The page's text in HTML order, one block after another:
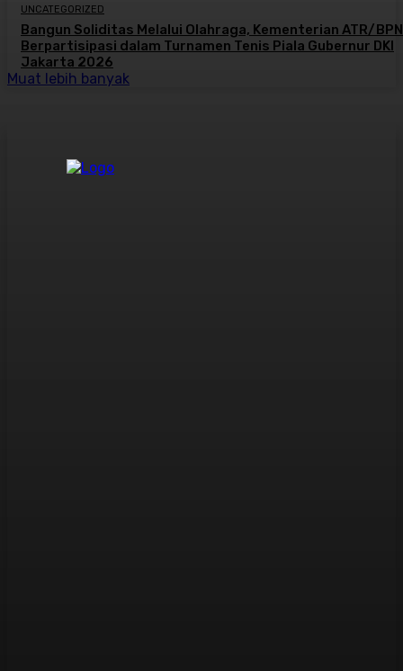
UNCATEGORIZED
Bangun Soliditas Melalui Olahraga, Kementerian ATR/BPN
Berpartisipasi dalam Turnamen Tenis Piala Gubernur DKI
Jakarta 2026
Muat lebih banyak